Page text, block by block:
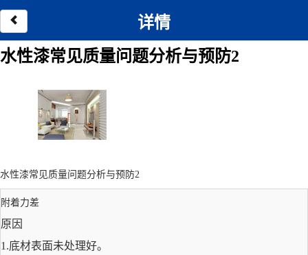
详情
水性漆常见质量问题分析与预防2
水性漆常见质量问题分析与预防2
附着力差
原因
1.底材表面未处理好。